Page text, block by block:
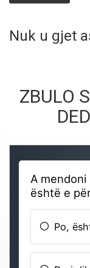
Nuk u gjet
ZBULO